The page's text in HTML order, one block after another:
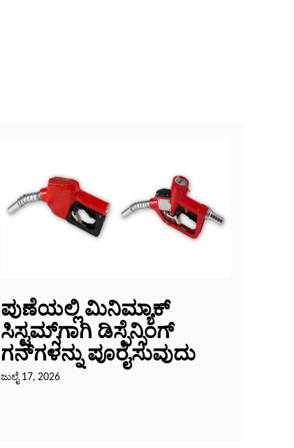
ಪುಣೆಯಲ್ಲಿ ಮಿನಿಮ್ಯಾಕ್
ಸಿಸ್ಟಮ್ಸ್‌ಗಾಗಿ ಡಿಸ್ಪೆನ್ಸಿಂಗ್
ಗನ್‌ಗಳನ್ನು ಪೂರೈಸುವುದು
ಜುಲೈ 17, 2026